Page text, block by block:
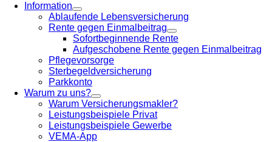
Information
Ablaufende Lebensversicherung
Rente gegen Einmalbeitrag
Sofortbeginnende Rente
Aufgeschobene Rente gegen Einmalbeitrag
Pflegevorsorge
Sterbegeldversicherung
Parkkonto
Warum zu uns?
Warum Versicherungsmakler?
Leistungsbeispiele Privat
Leistungsbeispiele Gewerbe
VEMA-App